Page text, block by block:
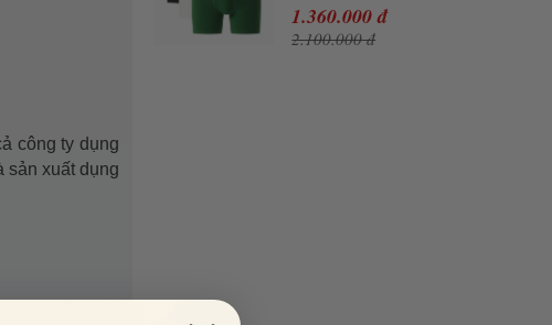
công ty dụng
sản xuất dụng
Stretch Cotton Boxer
Briefs 6H2411-51-ISZ
1.360.000 đ
2.100.000 đ